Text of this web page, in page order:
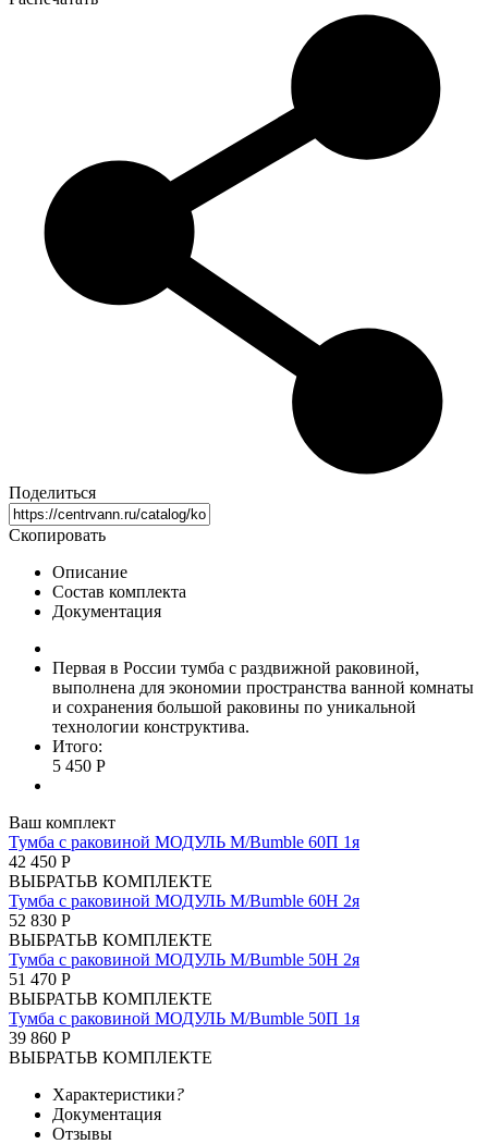
Поделиться
Скопировать
Описание
Состав комплекта
Документация
Первая в России тумба с раздвижной раковиной,
выполнена для экономии пространства ванной комнаты
и сохранения большой раковины по уникальной
технологии конструктива.
Итого:
5 450 Р
Ваш комплект
Тумба с раковиной МОДУЛЬ М/Bumble 60П 1я
42 450 Р
ВЫБРАТЬВ КОМПЛЕКТЕ
Тумба с раковиной МОДУЛЬ М/Bumble 60Н 2я
52 830 Р
ВЫБРАТЬВ КОМПЛЕКТЕ
Тумба с раковиной МОДУЛЬ М/Bumble 50Н 2я
51 470 Р
ВЫБРАТЬВ КОМПЛЕКТЕ
Тумба с раковиной МОДУЛЬ М/Bumble 50П 1я
39 860 Р
ВЫБРАТЬВ КОМПЛЕКТЕ
Характеристики?
Документация
Отзывы